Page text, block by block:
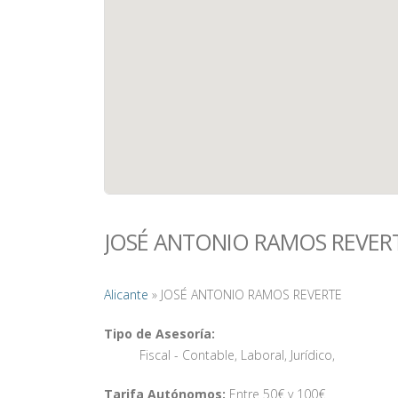
JOSÉ ANTONIO RAMOS
Alicante » JOSÉ ANTONIO RAMOS REVERTE
Tipo de Asesoría:
Fiscal - Contable, Laboral, Jurídico,
Tarifa Autónomos: Entre 50€ y 100€